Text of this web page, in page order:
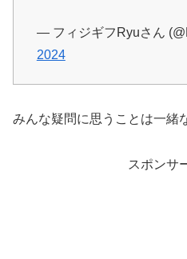
— フィジギフRyuさん
2024
みんな疑問に思うことは一緒
スポンサ